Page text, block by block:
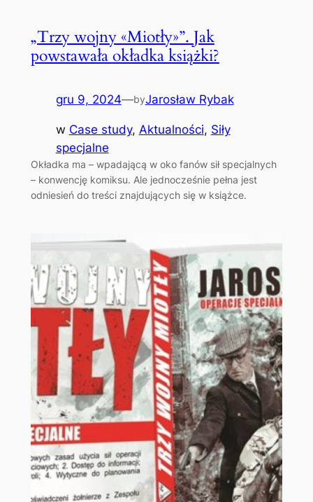
„Trzy wojny «Miotły»”. Jak
powstawała okładka książki?
gru 9, 2024—byJarosław Rybak
w Case study, Aktualności, Siły
specjalne
Okładka ma – wpadającą w oko fanów sił specjalnych
– konwencję komiksu. Ale jednocześnie pełna jest
odniesień do treści znajdujących się w książce.